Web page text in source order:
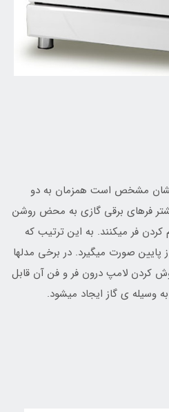
مشخص است همزمان به دو
فرهای برقی گازی به محض روشن
فر میکنند. به این ترتیب که
پایین صورت میگیرد. در برخی مدلها
کردن لامپ درون فر و فن آن قابل
وسیله ی گاز ایجاد میشود.